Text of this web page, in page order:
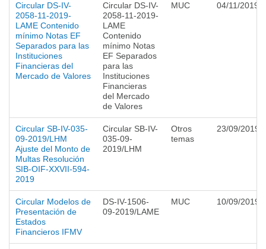
Circular DS-IV-
2058-11-2019-
LAME Contenido
mínimo Notas EF
Separados para las
Instituciones
Financieras del
Mercado de Valores
Circular DS-IV-
2058-11-2019-
LAME
Contenido
mínimo Notas
EF Separados
para las
Instituciones
Financieras
del Mercado
de Valores
MUC 04/11/2019
Circular SB-IV-035-
09-2019/LHM
Ajuste del Monto de
Multas Resolución
SIB-OIF-XXVII-594-
2019
Circular SB-IV-
035-09-
2019/LHM
Otros
temas
23/09/2019
Circular Modelos de
Presentación de
Estados
Financieros IFMV
DS-IV-1506-
09-2019/LAME
MUC 10/09/2019